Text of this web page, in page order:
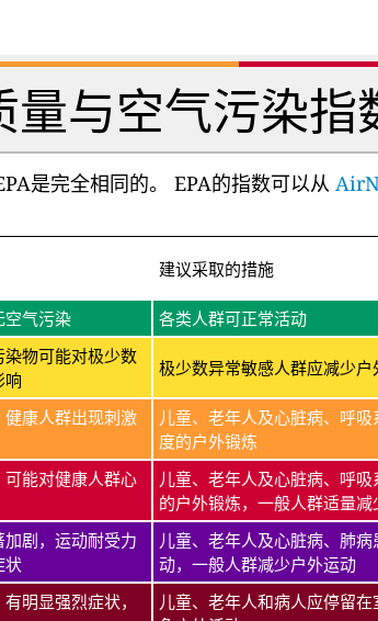
量与空气污染指
是完全相同的。 EPA的指数可以从
建议采取的措施
空气污染 各类人群可正常活动
物可能对极少数
响
极少数异常敏感人群应减少户
康人群出现刺激
儿童、老年人及心脏病、呼
度的户外锻炼
能对健康人群心
儿童、老年人及心脏病、呼
的户外锻炼，一般人群适量
剧，运动耐受力
状
儿童、老年人及心脏病、肺
动，一般人群减少户外运动
明显强烈症状，
儿童、老年人和病人应停留